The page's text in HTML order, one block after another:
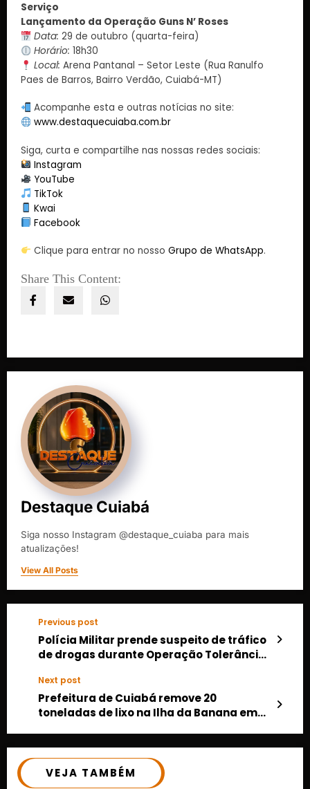
Serviço
Lançamento da Operação Guns N’ Roses
Data: 29 de outubro (quarta-feira)
Horário: 18h30
Local: Arena Pantanal – Setor Leste (Rua Ranulfo
Paes de Barros, Bairro Verdão, Cuiabá-MT)
Acompanhe esta e outras notícias no site:
www.destaquecuiaba.com.br
Siga, curta e compartilhe nas nossas redes sociais:
Instagram
YouTube
TikTok
Kwai
Facebook
Clique para entrar no nossoGrupo de WhatsApp.
Share This Content:
Destaque Cuiabá
Siga nosso Instagram @destaque_cuiaba para mais
atualizações!
View All Posts
Previous post
Polícia Militar prende suspeito de tráfico
de drogas durante Operação Tolerância
Next post
Prefeitura de Cuiabá remove 20
toneladas de lixo na Ilha da Banana em
VEJA TAMBÉM